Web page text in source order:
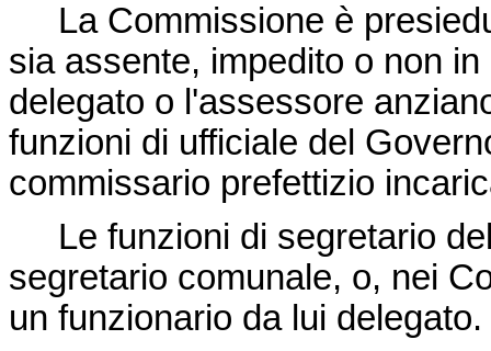
La Commissione è
sia assente, impedito o non
delegato o l'assessore
funzioni di ufficiale del
commissario prefettizio
Le funzioni di segretario
segretario comunale, o, nei
un funzionario da lui delegato.